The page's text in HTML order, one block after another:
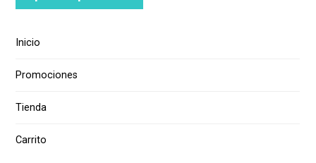
Inicio
Promociones
Tienda
Carrito